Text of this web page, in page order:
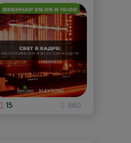
15 660